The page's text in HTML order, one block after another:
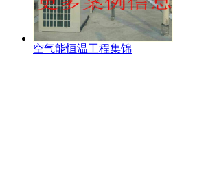
空气能恒温工程集锦